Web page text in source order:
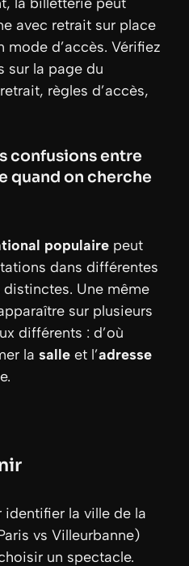
avec retrait sur place
d’accès. Vérifiez
sur la page du
règles d’accès,
confusions entre
quand on cherche
populaire peut
dans différentes
Une même
sur plusieurs
différents : d’où
la salle et l’adresse
la ville de la
vs Villeurbanne)
un spectacle.